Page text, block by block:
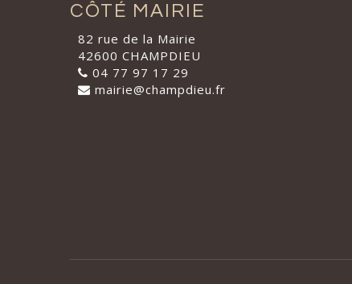
CÔTÉ MAIRIE
82 rue de la Mairie
42600 CHAMPDIEU
04 77 97 17 29
mairie@champdieu.fr